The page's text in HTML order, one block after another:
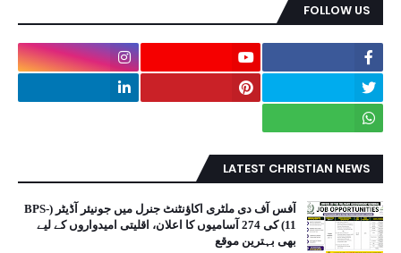
FOLLOW US
LATEST CHRISTIAN NEWS
آفس آف دی ملٹری اکاؤنٹنٹ جنرل میں جونیئر آڈیٹر (BPS-
11) کی 274 آسامیوں کا اعلان، اقلیتی امیدواروں کے لیے
بھی بہترین موقع